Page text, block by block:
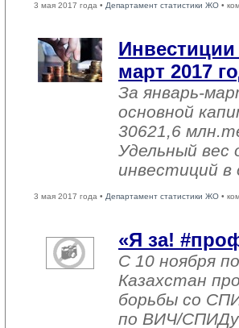
3 мая 2017 года • Департамент статистики ЖО •
март 2017
За январь-
основной
30621,6
Удельный вес
инвестиций в
3 мая 2017 года • Департамент статистики ЖО •
«Я за!
С 10 ноября
Казахстан
борьбы со
по ВИЧ/СПИДу